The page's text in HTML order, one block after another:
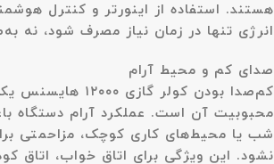
هستند. استفاده از اینورتر و کنترل
انرژی تنها در زمان نیاز مصرف شود، نه
صدای کم و محیط آرام
کم‌صدا بودن کولر گازی
محبوبیت آن است. عملکرد آرام دستگاه
شب یا محیط‌های کاری کوچک، مزاحمتی
نشود. این ویژگی برای اتاق خواب، اتاق